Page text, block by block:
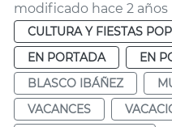
modificado hace 2 años
CULTURA Y FIESTAS
EN PORTADA
EN
BLASCO IBÁÑEZ
VACANCES